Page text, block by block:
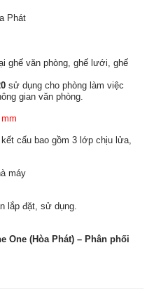
Phát
văn phòng, ghế lưới, ghế
sử dụng cho phòng làm việc
gian văn phòng.
cấu bao gồm 3 lớp chịu lửa,
máy
lắp đặt, sử dụng.
One (Hòa Phát) – Phân phối